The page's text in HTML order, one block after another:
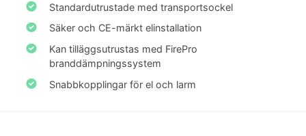
Standardutrustade med transportsockel
Säker och CE-märkt elinstallation
Kan tilläggsutrustas med FirePro
branddämpningssystem
Snabbkopplingar för el och larm